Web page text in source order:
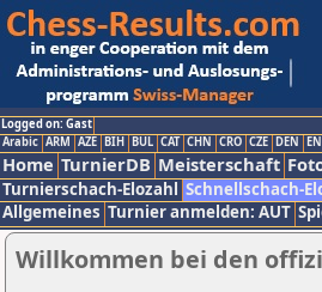
Logged on: Gast
Arabic ARM AZE BIH BUL CAT CHN CRO CZE DEN
Home TurnierDB Meisterschaft
Turnierschach-Elozahl Schnellschach-
Allgemeines Turnier anmelden: AUT
Willkommen bei den